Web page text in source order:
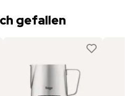
gefallen